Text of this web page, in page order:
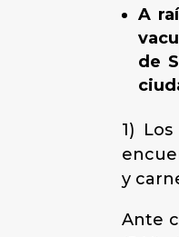
A
de
1)
y
Ante